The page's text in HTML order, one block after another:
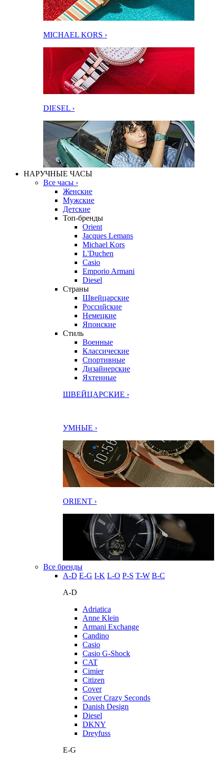
MICHAEL KORS ›
DIESEL ›
НАРУЧНЫЕ ЧАСЫ
Все часы ›
Женские
Мужские
Детские
Топ-бренды
Orient
Jacques Lemans
Michael Kors
L'Duchen
Casio
Emporio Armani
Diesel
Страны
Швейцарские
Российские
Немецкие
Японские
Стиль
Военные
Классические
Спортивные
Дизайнерские
Яхтенные
ШВЕЙЦАРСКИЕ ›
УМНЫЕ ›
ORIENT ›
Все бренды
A-D E-G I-K L-O P-S T-W В-С
A-D
Adriatica
Anne Klein
Armani Exchange
Candino
Casio
Casio G-Shock
CAT
Cimier
Citizen
Cover
Cover Crazy Seconds
Danish Design
Diesel
DKNY
Dreyfuss
E-G